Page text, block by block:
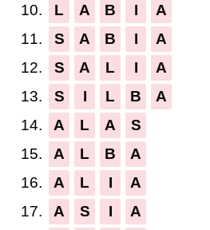
10.
L A B I
A
11.
S A B I
A
12.
S A L I
A
13.
S I L B
A
14.
A L A
S
15.
A L B
A
16.
A L I
A
17.
A S I
A